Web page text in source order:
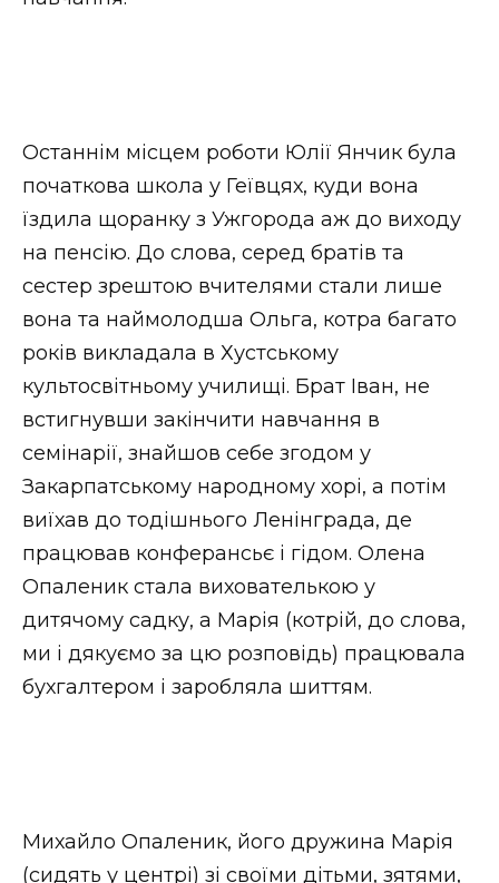
Останнім місцем роботи Юлії Янчик була
початкова школа у Геївцях, куди вона
їздила щоранку з Ужгорода аж до виходу
на пенсію. До слова, серед братів та
сестер зрештою вчителями стали лише
вона та наймолодша Ольга, котра багато
років викладала в Хустському
культосвітньому училищі. Брат Іван, не
встигнувши закінчити навчання в
семінарії, знайшов себе згодом у
Закарпатському народному хорі, а потім
виїхав до тодішнього Ленінграда, де
працював конферансьє і гідом. Олена
Опаленик стала вихователькою у
дитячому садку, а Марія (котрій, до слова,
ми і дякуємо за цю розповідь) працювала
бухгалтером і заробляла шиттям.
Михайло Опаленик, його дружина Марія
(сидять у центрі) зі своїми дітьми, зятями,